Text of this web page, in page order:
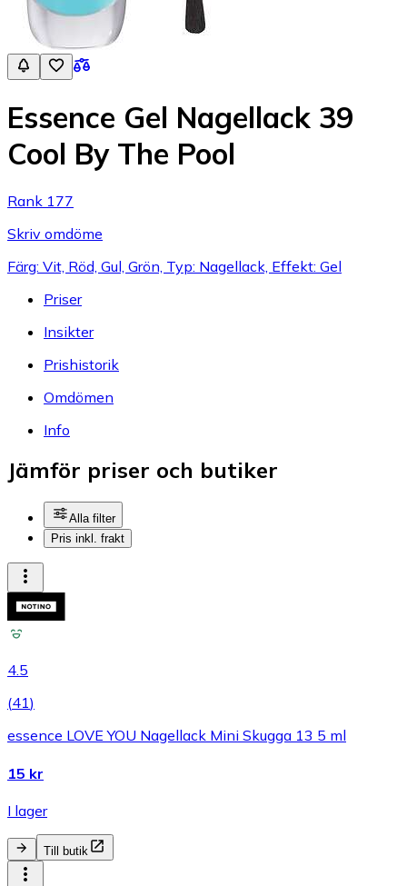
Essence Gel Nagellack 39
Cool By The Pool
Rank 177
Skriv omdöme
Färg: Vit, Röd, Gul, Grön, Typ: Nagellack, Effekt: Gel
Priser
Insikter
Prishistorik
Omdömen
Info
Jämför priser och butiker
Alla filter
Pris inkl. frakt
4.5
(41)
essence LOVE YOU Nagellack Mini Skugga 13 5 ml
15 kr
I lager
Till butik